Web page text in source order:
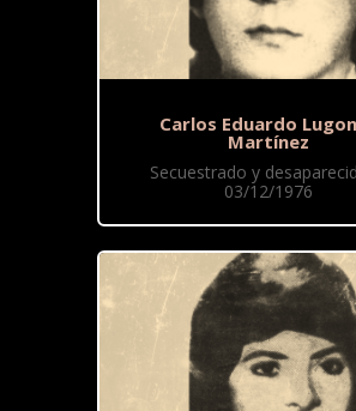
Carlos Eduardo
Martínez
Secuestrado y
03/12/1976